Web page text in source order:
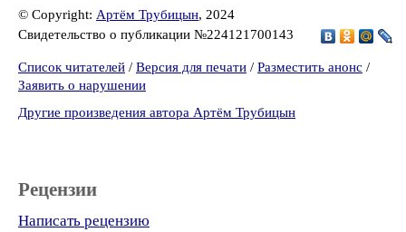
© Copyright: Артём Трубицын, 2024
Свидетельство о публикации №224121700143
Список читателей / Версия для печати / Разместить анонс /
Заявить о нарушении
Другие произведения автора Артём Трубицын
Рецензии
Написать рецензию